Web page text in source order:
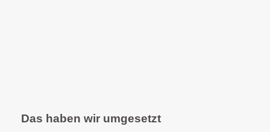
Das haben wir umgesetzt